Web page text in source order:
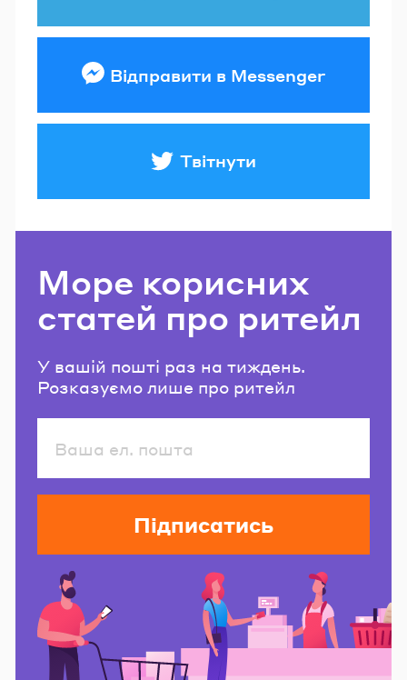
Відправити в Messenger
Твітнути
Море корисних
статей про ритейл
У вашій пошті раз на тиждень.
Розказуємо лише про ритейл
Підписатись